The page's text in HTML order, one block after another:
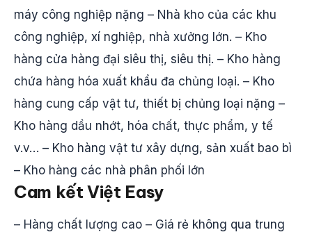
máy công nghiệp nặng – Nhà kho của các khu
công nghiệp, xí nghiệp, nhà xưởng lớn. – Kho
hàng cửa hàng đại siêu thị, siêu thị. – Kho hàng
chứa hàng hóa xuất khẩu đa chủng loại. – Kho
hàng cung cấp vật tư, thiết bị chủng loại nặng –
Kho hàng dầu nhớt, hóa chất, thực phẩm, y tế
v.v… – Kho hàng vật tư xây dựng, sản xuất bao bì
– Kho hàng các nhà phân phối lớn
Cam kết Việt Easy
– Hàng chất lượng cao – Giá rẻ không qua trung